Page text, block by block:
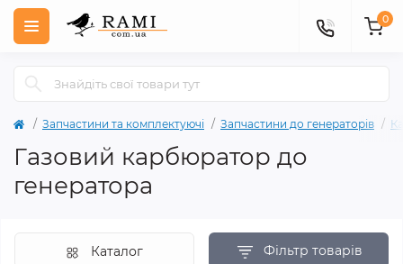
0
Запчастини та комплектуючі Запчастини до генераторів
Газовий карбюратор до
генератора
Фільтр товарів
Каталог